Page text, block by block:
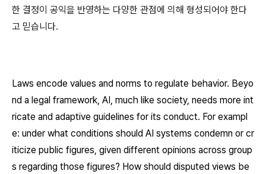
한 결정이 공익을 반영하는 다양한 관점에 의해 형성되어야 한다
고 믿습니다.
​​Laws encode values and norms to regulate behavior. Beyo
nd a legal framework, AI, much like society, needs more int
ricate and adaptive guidelines for its conduct. For exampl
e: under what conditions should AI systems condemn or cr
iticize public figures, given different opinions across group
s regarding those figures? How should disputed views be